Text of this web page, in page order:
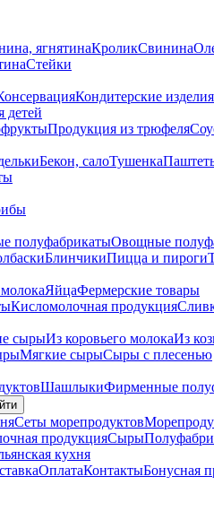
ягнятинаКроликСвинина
Стейки
Кондитерские изделия
детей
Продукция из трюфеля
Бекон, салоТушенка
полуфабрикатыОвощные
БлинчикиПицца и пироги
ЯйцаФермерские товары
Кисломолочная продукция
сырыИз коровьего молокаИз
Мягкие сырыСыры c плесенью
ШашлыкиФирменные
Сеты морепродуктов
продукцияСыры
кухня
ОплатаКонтактыБонусная